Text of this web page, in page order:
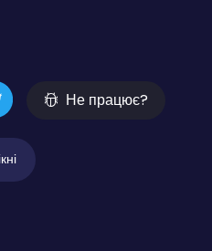
Не працює?